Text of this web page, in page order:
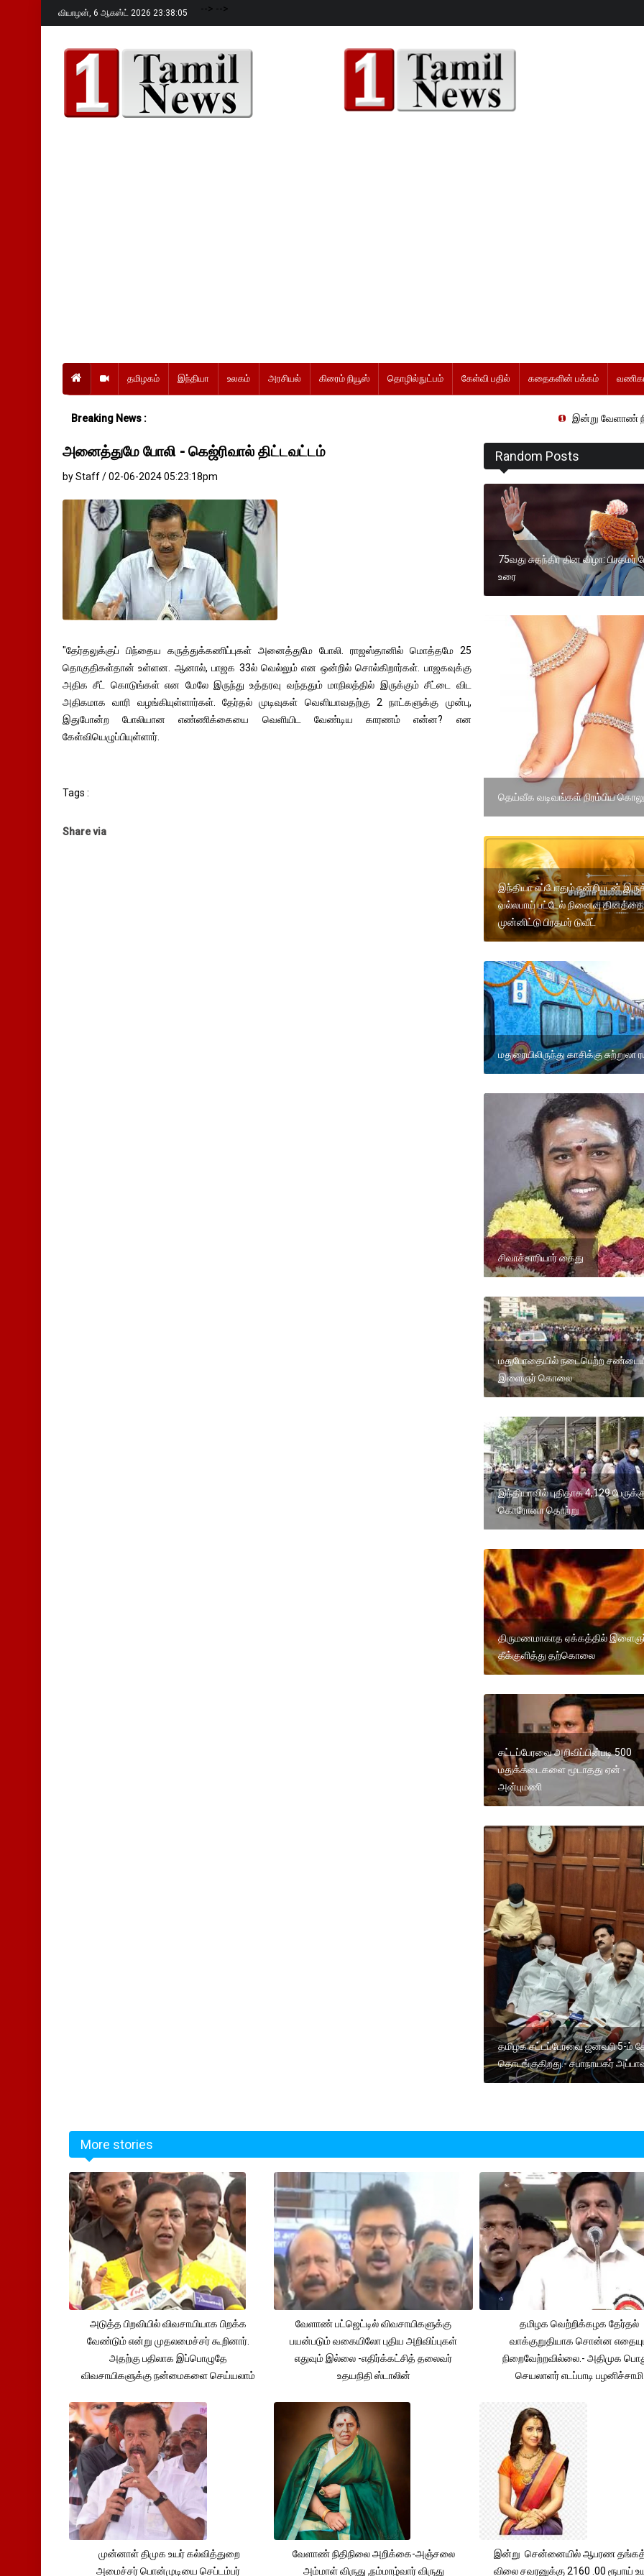
வியாழன், 6 ஆகஸ்ட் 2026 23:38:06 --> -->
தமிழகம் இந்தியா உலகம் அரசியல் கிரைம் நியூஸ் தொழில்நுட்பம் கேள்வி பதில் கதைகளின் பக்கம்
Breaking News : இன்று வேளாண் நிதிநிலை
அனைத்துமே போலி - கெஜ்ரிவால் திட்டவட்டம்
by Staff / 02-06-2024 05:23:18pm
"தேர்தலுக்குப் பிந்தைய கருத்துக்கணிப்புகள் அனைத்துமே போலி. ராஜஸ்தானில் மொத்தமே 25
தொகுதிகள்தான் உள்ளன. ஆனால், பாஜக 33ல் வெல்லும் என ஒன்றில் சொல்கிறார்கள். பாஜகவுக்கு
அதிக சீட் கொடுங்கள் என மேலே இருந்து உத்தரவு வந்ததும் மாநிலத்தில் இருக்கும் சீட்டை விட
அதிகமாக வாரி வழங்கியுள்ளார்கள். தேர்தல் முடிவுகள் வெளியாவதற்கு 2 நாட்களுக்கு முன்பு,
இதுபோன்ற போலியான எண்ணிக்கையை வெளியிட வேண்டிய காரணம் என்ன? என
கேள்வியெழுப்பியுள்ளார்.
Tags :
Share via
Random Posts
75வது சுதந்திர தின விழா: பிரதமர்
உரை
தெய்வீக வடிவங்கள் நிரம்பிய
இந்தியா எப்போதும் நன்றியுடன்
வல்லபாய் பட்டேல் நினைவு தினத்தை
முன்னிட்டு பிரதமர் டுவீட்
மதுரையிலிருந்து காசிக்கு சுற்றுலா
சிவாச்சாரியார் கைது
மதுபோதையில் நடைபெற்ற
இளைஞர் கொலை
இந்தியாவில் புதிதாக 4,129
கொரோனா தொற்று
திருமணமாகாத ஏக்கத்தில்
தீக்குளித்து தற்கொலை
சட்டப்பேரவை அறிவிப்பின்படி 500
மதுக்கடைகளை மூடாதது ஏன் -
அன்புமணி
தமிழக சட்டப்பேரவை ஜனவரி 5-ம்
தொடங்குகிறது.- சபாநாயகர்
More stories
அடுத்த பிறவியில் விவசாயியாக பிறக்க
வேண்டும் என்று முதலமைச்சர் கூறினார்.
அதற்கு பதிலாக இப்பொழுதே
விவசாயிகளுக்கு நன்மைகளை செய்யலாம்
வேளாண் பட்ஜெட்டில் விவசாயிகளுக்கு
பயன்படும் வகையிலோ புதிய அறிவிப்புகள்
எதுவும் இல்லை -எதிர்க்கட்சித் தலைவர்
உதயநிதி ஸ்டாலின்
தமிழக வெற்றிக்கழக தேர்தல்
வாக்குறுதியாக சொன்ன
நிறைவேற்றவில்லை.- அதிமுக
செயலாளர் எடப்பாடி பழனிச்சாமி
முன்னாள் திமுக உயர் கல்வித்துறை
அமைச்சர் பொன்முடியை செப்டம்பர்
வேளாண் நிதிநிலை அறிக்கை-அஞ்சலை
அம்மாள் விருது ,நம்மாழ்வார் விருது
இன்று சென்னையில் ஆபரண
விலை சவரனுக்கு 2160 .00 ரூபாய்